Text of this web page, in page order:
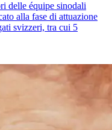
delle équipe sinodali
alla fase di attuazione
svizzeri, tra cui 5